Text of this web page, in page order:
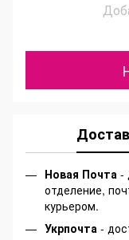
Новая Почта -
отделение,
курьером.
Укрпочта -